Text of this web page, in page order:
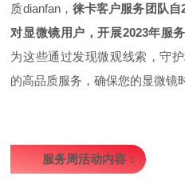
质dianfan， 徕卡客户服务团队自
对显微镜用户，开展2023年服
为这些通过发现微观线索，守
的高品质服务，确保您的显微镜
服务周活动内容：